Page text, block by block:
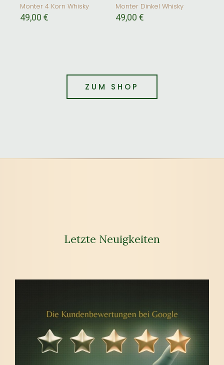
Monter 4 Korn Whisky
49,00 €
Monter Dinkel Whisky
49,00€
ZUM SHOP
Letzte Neuigkeiten